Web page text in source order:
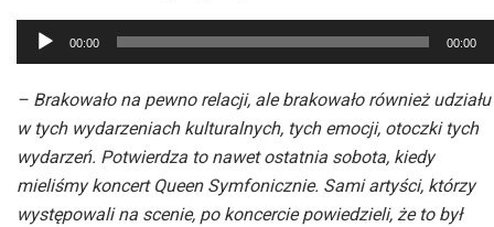
Odtwarzacz
plików
dźwiękowych
00:00 00:00
– Brakowało na pewno relacji, ale brakowało również udziału
w tych wydarzeniach kulturalnych, tych emocji, otoczki tych
wydarzeń. Potwierdza to nawet ostatnia sobota, kiedy
mieliśmy koncert Queen Symfonicznie. Sami artyści, którzy
występowali na scenie, po koncercie powiedzieli, że to był